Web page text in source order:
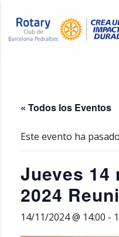
« Todos los Eventos
Este evento ha
Jueves 14
2024
14/11/2024 @ 14:00 -